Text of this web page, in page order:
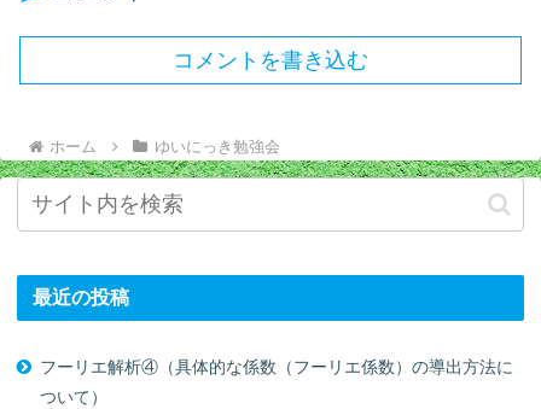
コメントを書き込む
ホーム ゆいにっき勉強会
最近の投稿
フーリエ解析④（具体的な係数（フーリエ係数）の導出方法に
ついて）